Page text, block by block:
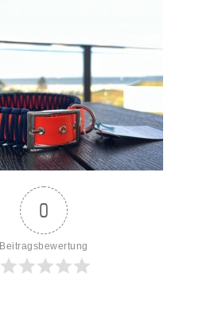
0
Beitragsbewertung